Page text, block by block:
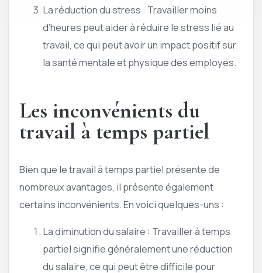
La réduction du stress : Travailler moins
d’heures peut aider à réduire le stress lié au
travail, ce qui peut avoir un impact positif sur
la santé mentale et physique des employés.
Les inconvénients du
travail à temps partiel
Bien que le travail à temps partiel présente de
nombreux avantages, il présente également
certains inconvénients. En voici quelques-uns :
La diminution du salaire : Travailler à temps
partiel signifie généralement une réduction
du salaire, ce qui peut être difficile pour